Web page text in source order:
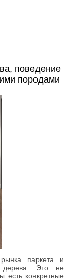
поведение
породами
паркета и
дерева. Это не
есть конкретные